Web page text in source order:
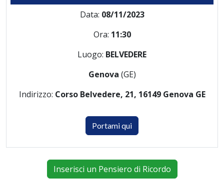
Data: 08/11/2023
Ora: 11:30
Luogo: BELVEDERE
Genova (GE)
Indirizzo: Corso Belvedere, 21, 16149 Genova GE
Portami qui
Inserisci un Pensiero di Ricordo